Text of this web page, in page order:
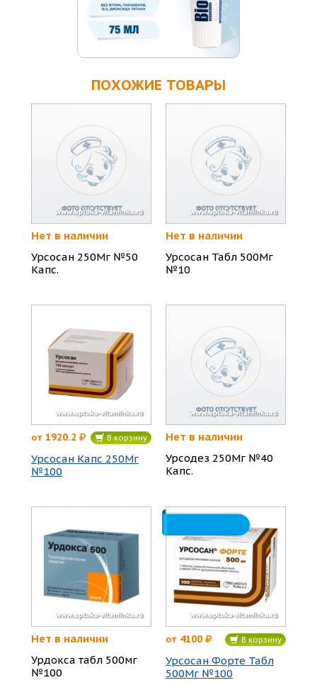
ПОХОЖИЕ ТОВАРЫ
Нет в наличии
Урсосан 250Мг №50
Капс.
Нет в наличии
Урсосан Табл 500Мг
№10
от 1920.2 В корзину
Урсосан Капс 250Мг
№100
Нет в наличии
Урсодез 250Мг №40
Капс.
Нет в наличии
Урдокса табл 500мг
№100
от 4100 В корзину
Урсосан Форте Табл
500Мг №100